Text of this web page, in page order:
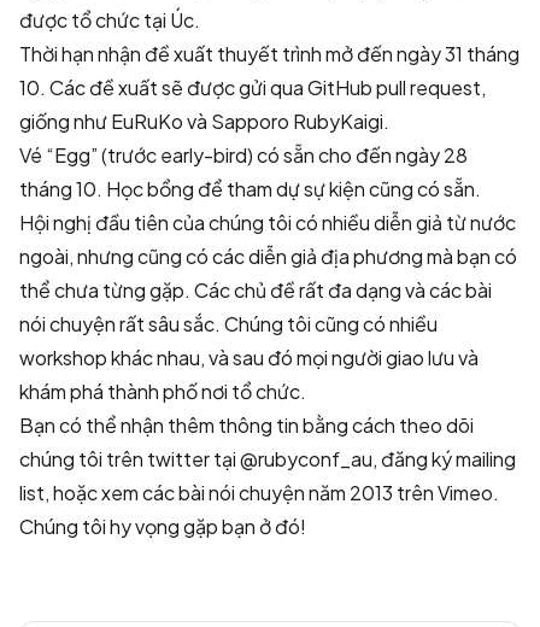
được tổ chức tại Úc.
Thời hạn nhận đề xuất thuyết trình mở đến ngày 31 tháng
10. Các đề xuất sẽ được gửi qua GitHub pull request,
giống như EuRuKo và Sapporo RubyKaigi.
Vé “Egg” (trước early-bird) có sẵn cho đến ngày 28
tháng 10. Học bổng để tham dự sự kiện cũng có sẵn.
Hội nghị đầu tiên của chúng tôi có nhiều diễn giả từ nước
ngoài, nhưng cũng có các diễn giả địa phương mà bạn có
thể chưa từng gặp. Các chủ đề rất đa dạng và các bài
nói chuyện rất sâu sắc. Chúng tôi cũng có nhiều
workshop khác nhau, và sau đó mọi người giao lưu và
khám phá thành phố nơi tổ chức.
Bạn có thể nhận thêm thông tin bằng cách theo dõi
chúng tôi trên twitter tại@rubyconf_au, đăng ký mailing
list, hoặc xem các bài nói chuyện năm 2013 trên Vimeo.
Chúng tôi hy vọng gặp bạn ở đó!